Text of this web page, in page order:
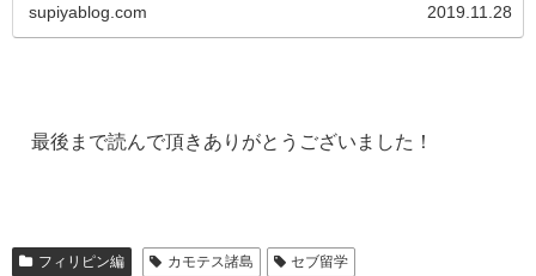
状態だったのでセブに行く前はめちゃくちゃ緊張し……
supiyablog.com 2019.11.28
最後まで読んで頂きありがとうございました！
フィリピン編 カモテス諸島
セブ留学